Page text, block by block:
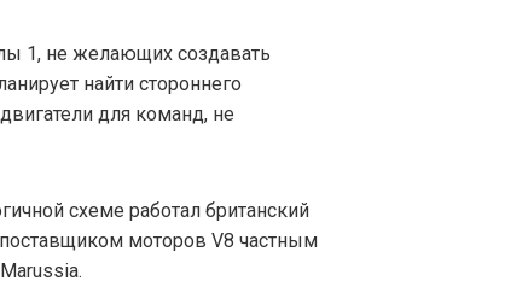
1, не желающих создавать
найти стороннего
для команд, не
схеме работал британский
моторов V8 частным